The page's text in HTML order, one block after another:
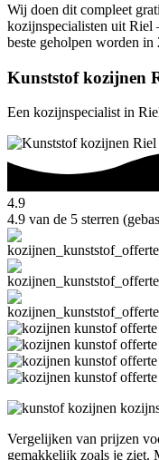
Wij doen dit compleet
kozijnspecialisten uit Riel
beste geholpen worden in
Kunststof kozijnen
Een kozijnspecialist in
4.9
4.9 van de 5 sterren
Vergelijken van prijzen
gemakkelijk zoals je ziet.